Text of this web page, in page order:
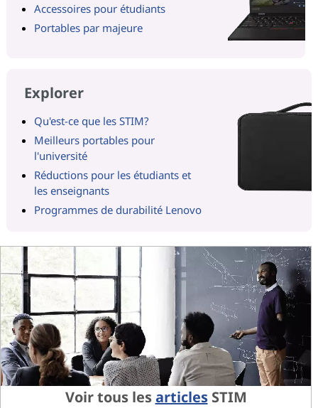
Accessoires pour étudiants
Portables par majeure
Explorer
Qu'est-ce que les STIM?
Meilleurs portables pour
l'université
Réductions pour les étudiants et
les enseignants
Programmes de durabilité Lenovo
Voir tous lesarticlesSTIM